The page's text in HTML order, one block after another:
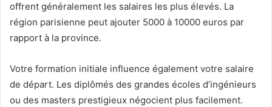
offrent généralement les salaires les plus élevés. La
région parisienne peut ajouter 5000 à 10000 euros par
rapport à la province.
Votre formation initiale influence également votre salaire
de départ. Les diplômés des grandes écoles d’ingénieurs
ou des masters prestigieux négocient plus facilement.